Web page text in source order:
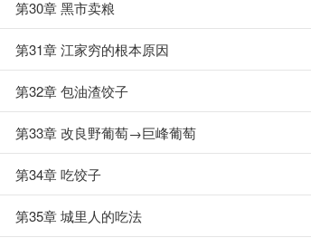
第30章 黑市卖粮
第31章 江家穷的根本原因
第32章 包油渣饺子
第33章 改良野葡萄→巨峰葡萄
第34章 吃饺子
第35章 城里人的吃法